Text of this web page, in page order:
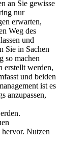
an Sie gewisse
nur
erwarten,
Weg des
und
Sie in Sachen
so machen
erstellt werden,
und beiden
ist es
anzupassen,
Nutzen